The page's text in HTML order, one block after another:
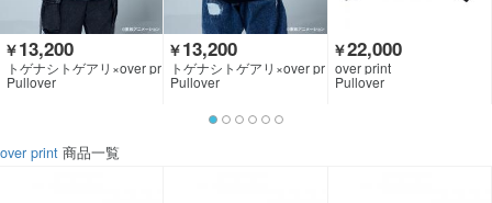
￥13,200
トゲナシトゲアリ×over pr
int×GEKIROCK CLOTHIN
Pullover
￥13,200
トゲナシトゲアリ×over pr
int×GEKIROCK CLOTHIN
Pullover
￥22,000
over print
Pullover
over print 商品一覧